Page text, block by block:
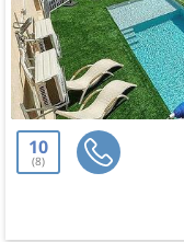
10
8